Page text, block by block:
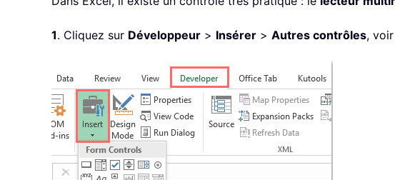
1. Cliquez sur Développeur > Insérer > Autres contrôles,